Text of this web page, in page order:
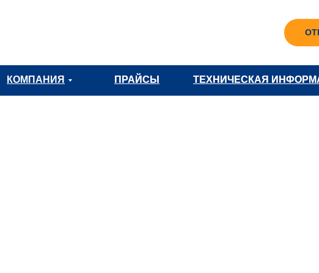
КОМПАНИЯ ПРАЙСЫ
ПРАЙСЫ ТЕХНИЧЕСКАЯ
ТЕХНИЧЕСКАЯ